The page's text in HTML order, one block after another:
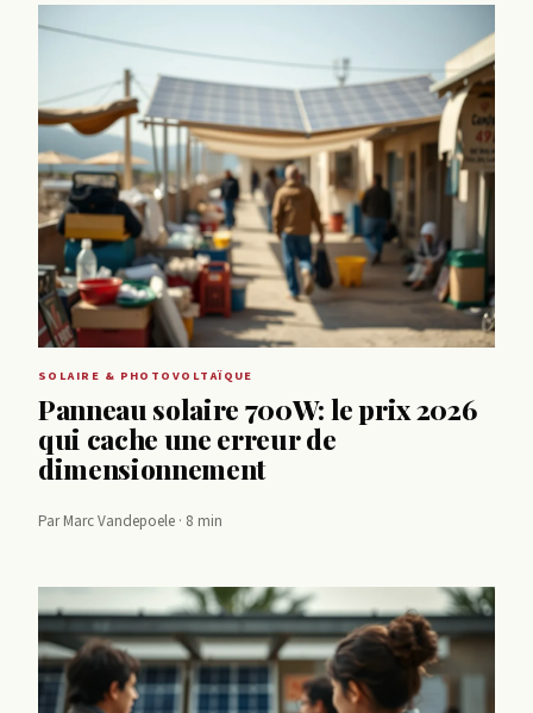
SOLAIRE & PHOTOVOLTAÏQUE
Panneau solaire 700W: le prix 2026
qui cache une erreur de
dimensionnement
Par Marc Vandepoele · 8 min